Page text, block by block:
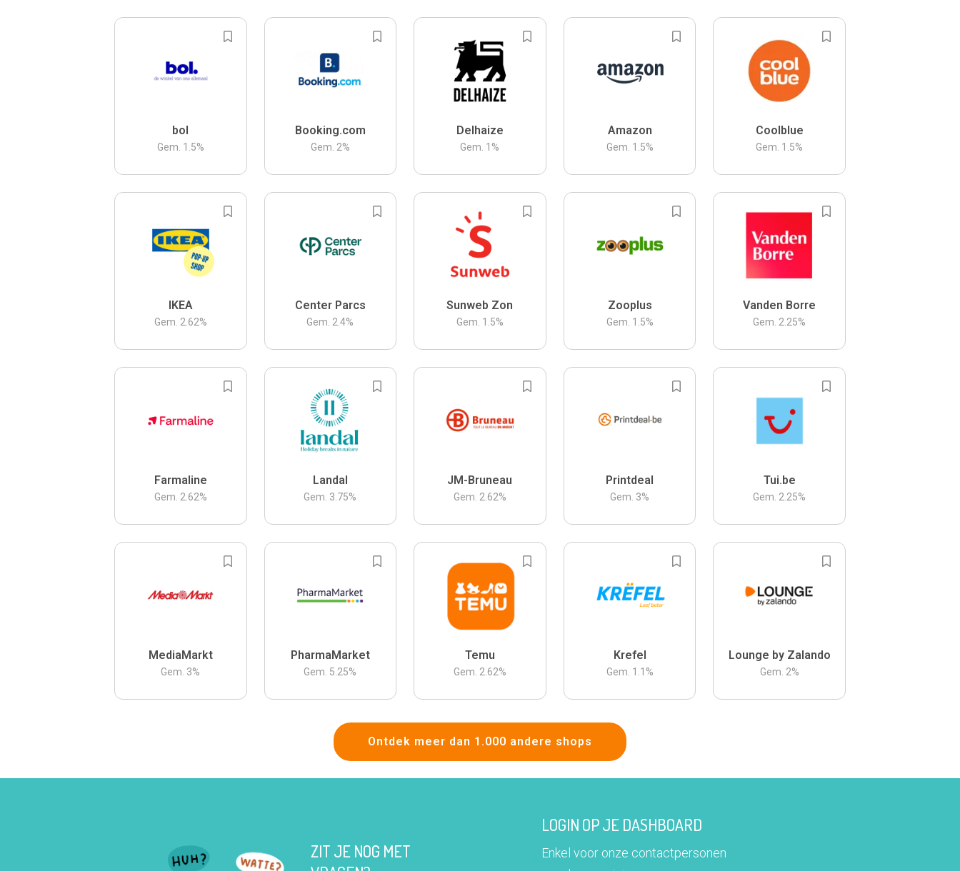
bol
Gem. 1.5%
Booking.com
Gem. 2%
Delhaize
Gem. 1 %
Amazon
Gem. 1.5%
Coolblue
Gem. 1.5%
IKEA
Gem. 2.62%
Center Parcs
Gem. 2.4%
Sunweb Zon
Gem. 1.5%
Zooplus
Gem. 1.5%
Vanden Borre
Gem. 2.25%
Farmaline
Gem. 2.62%
Landal
Gem. 3.75%
JM-Bruneau
Gem. 2.62%
Printdeal
Gem. 3%
Tui.be
Gem. 2.25%
MediaMarkt
Gem. 3%
PharmaMarket
Gem. 5.25%
Temu
Gem. 2.62%
Krefel
Gem. 1.1 %
Lounge by Zalando
Gem. 2%
Ontdek meer dan 1.000 andere shops
ZIT JE NOG MET
LOGIN OP JE DASHBOARD
Enkel voor onze contactpersonen